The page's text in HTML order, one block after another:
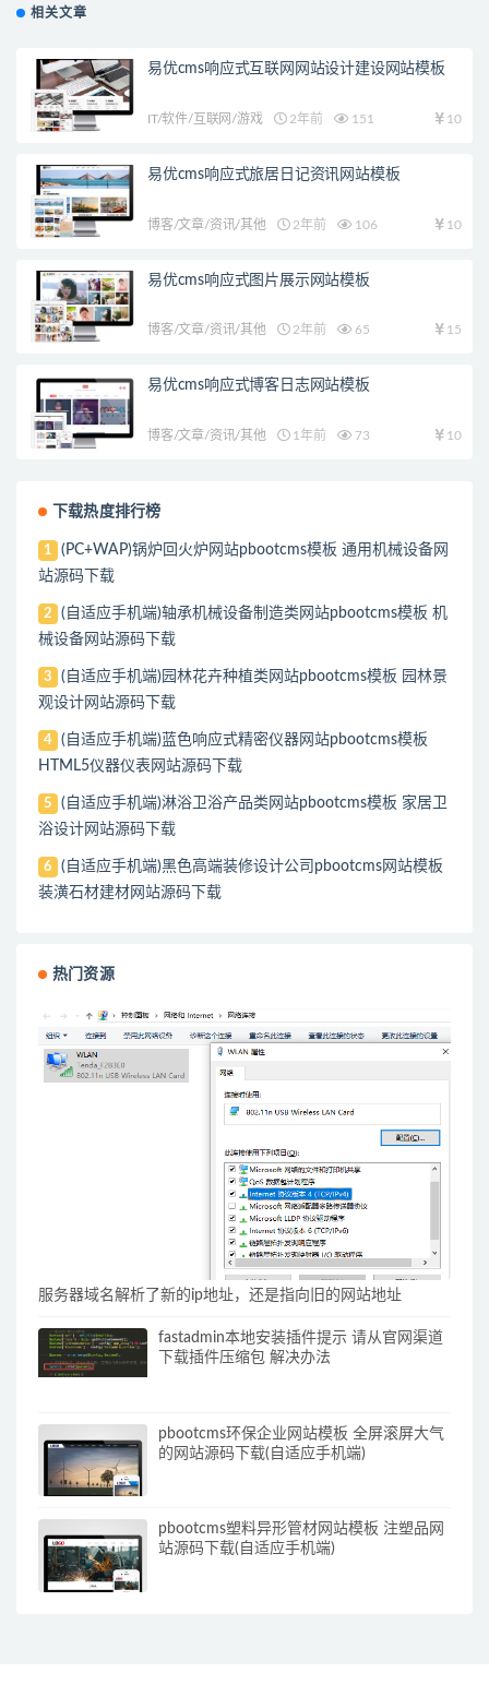
相关文章
易优cms响应式互联网网站设计建设网站模板
IT/软件/互联网/游戏 2年前 151 10
易优cms响应式旅居日记资讯网站模板
博客/文章/资讯/其他 2年前 106 10
易优cms响应式图片展示网站模板
博客/文章/资讯/其他 2年前 65 15
易优cms响应式博客日志网站模板
博客/文章/资讯/其他 1年前 73 10
下载热度排行榜
1
(PC+WAP)锅炉回火炉网站pbootcms模板 通用机械设备网
站源码下载
2
(自适应手机端)轴承机械设备制造类网站pbootcms模板 机
械设备网站源码下载
3
(自适应手机端)园林花卉种植类网站pbootcms模板 园林景
观设计网站源码下载
4
(自适应手机端)蓝色响应式精密仪器网站pbootcms模板
HTML5仪器仪表网站源码下载
5
(自适应手机端)淋浴卫浴产品类网站pbootcms模板 家居卫
浴设计网站源码下载
6
(自适应手机端)黑色高端装修设计公司pbootcms网站模板
装潢石材建材网站源码下载
热门资源
服务器域名解析了新的ip地址，还是指向旧的网站地址
fastadmin本地安装插件提示 请从官网渠道
下载插件压缩包 解决办法
pbootcms环保企业网站模板 全屏滚屏大气
的网站源码下载(自适应手机端)
pbootcms塑料异形管材网站模板 注塑品网
站源码下载(自适应手机端)